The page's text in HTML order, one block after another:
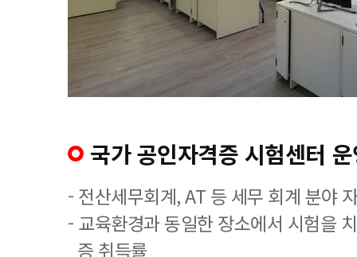
국가 공인자격증 시험센터
- 전산세무회계, AT 등 세무 회계 분야
- 교육환경과 동일한 장소에서 시험을
증 취득률